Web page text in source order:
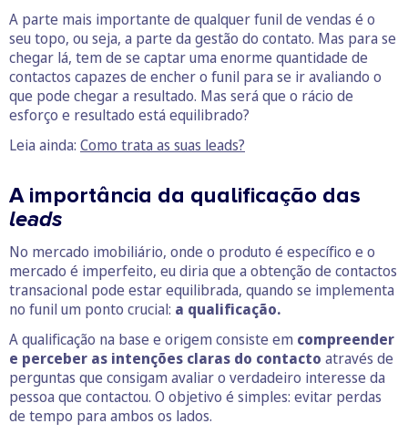
A parte mais importante de qualquer funil de vendas é o
seu topo, ou seja, a parte da gestão do contato. Mas para se
chegar lá, tem de se captar uma enorme quantidade de
contactos capazes de encher o funil para se ir avaliando o
que pode chegar a resultado. Mas será que o rácio de
esforço e resultado está equilibrado?
Leia ainda: Como trata as suas leads?
A importância da qualificação das
leads
No mercado imobiliário, onde o produto é específico e o
mercado é imperfeito, eu diria que a obtenção de contactos
transacional pode estar equilibrada, quando se implementa
no funil um ponto crucial: a qualificação.
A qualificação na base e origem consiste em compreender
e perceber as intenções claras do contacto através de
perguntas que consigam avaliar o verdadeiro interesse da
pessoa que contactou. O objetivo é simples: evitar perdas
de tempo para ambos os lados.